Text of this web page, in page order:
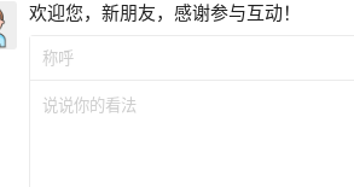
欢迎您，新朋友，感谢参与互动！